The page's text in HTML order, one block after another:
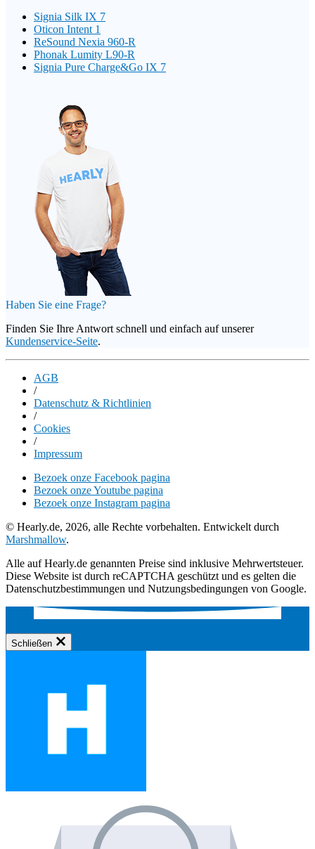
Signia Silk IX 7
Oticon Intent 1
ReSound Nexia 960-R
Phonak Lumity L90-R
Signia Pure Charge&Go IX 7
Haben Sie eine Frage?
Finden Sie Ihre Antwort schnell und einfach auf unserer
Kundenservice-Seite.
AGB
/
Datenschutz & Richtlinien
/
Cookies
/
Impressum
Bezoek onze Facebook pagina
Bezoek onze Youtube pagina
Bezoek onze Instagram pagina
© Hearly.de, 2026, alle Rechte vorbehalten. Entwickelt durch
Marshmallow.
Alle auf Hearly.de genannten Preise sind inklusive Mehrwertsteuer.
Diese Website ist durch reCAPTCHA geschützt und es gelten die
Datenschutzbestimmungen und Nutzungsbedingungen von Google.
Schließen